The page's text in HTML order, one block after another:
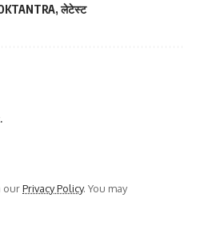
,लेटेस्ट
ourPrivacy Policy. You may